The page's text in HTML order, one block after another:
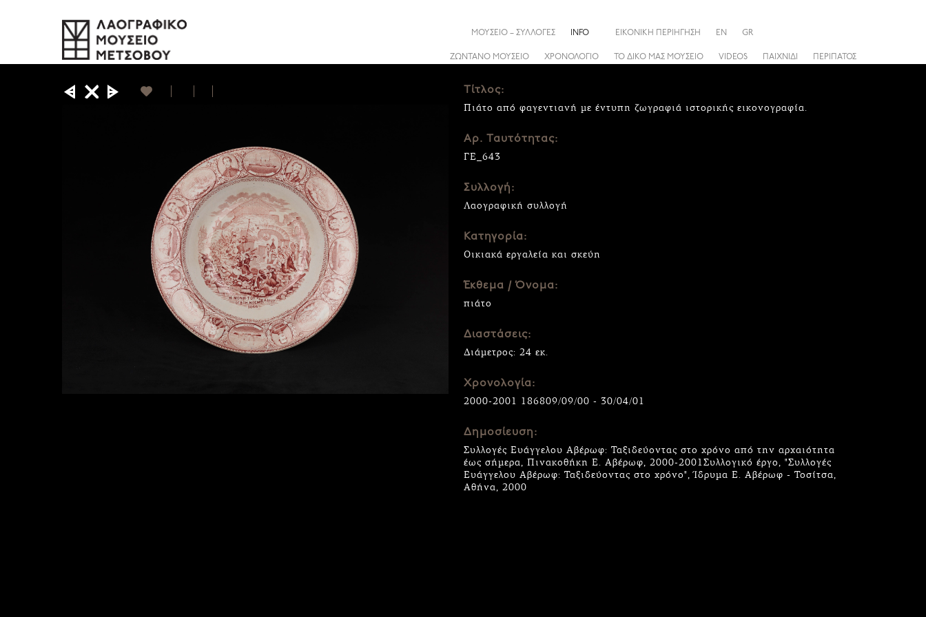
ΖΩΝΤΑΝΟ ΜΟΥΣΕΙΟ ΧΡΟΝΟΛΟΓΙΟ ΤΟ ΔΙΚΟ ΜΑΣ ΜΟΥΣΕΙΟ VIDEOS ΠΑΙΧΝΙΔΙ ΠΕΡΙΠΑΤΟΣ
ΜΟΥΣΕΙΟ – ΣΥΛΛΟΓΕΣ INFO ΕΙΚΟΝΙΚΗ ΠΕΡΙΗΓΗΣΗ EN GR
Τίτλος:
Πιάτο από φαγεντιανή με έντυπη ζωγραφιά ιστορικής εικονογραφία.
Αρ. Ταυτότητας:
ΓΕ_643
Συλλογή:
Λαογραφική συλλογή
Κατηγορία:
Οικιακά εργαλεία και σκεύη
Έκθεμα / Όνομα:
πιάτο
Διαστάσεις:
Διάμετρος: 24 εκ.
Χρονολογία:
2000-2001 186809/09/00 - 30/04/01
Δημοσίευση:
Συλλογές Ευάγγελου Αβέρωφ: Ταξιδεύοντας στο χρόνο από την αρχαιότητα
έως σήμερα, Πινακοθήκη Ε. Αβέρωφ, 2000-2001Συλλογικό έργο, "Συλλογές
Ευάγγελου Αβέρωφ: Ταξιδεύοντας στο χρόνο", Ίδρυμα Ε. Αβέρωφ - Τοσίτσα,
Αθήνα, 2000